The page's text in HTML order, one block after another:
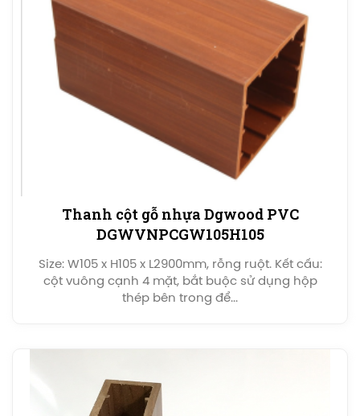
Thanh cột gỗ nhựa Dgwood PVC
DGWVNPCGW105H105
Size: W105 x H105 x L2900mm, rỗng ruột. Kết cấu:
cột vuông cạnh 4 mặt, bắt buộc sử dụng hộp
thép bên trong để...